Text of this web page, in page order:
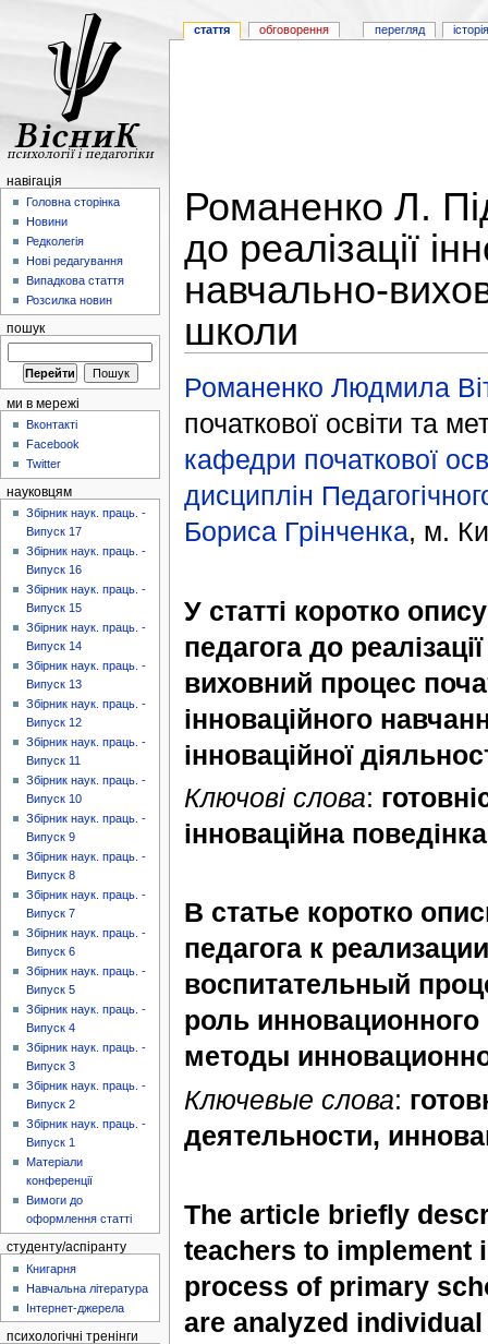
Романенко Л.
до реалізації
навчально-
школи
Романенко Людмила
початкової освіти та
кафедри початкової
дисциплін
Бориса Грінченка, м.
У статті коротко
педагога до
виховний процес
інноваційного
інноваційної
Ключові слова:
інноваційна
В статье коротко
педагога к
воспитательный
роль
методы
Ключевые слова:
деятельности,
The article briefly
teachers to implement
process of primary
are analyzed
стаття обговорення перегляд
навігація
Головна сторінка
Новини
Редколегія
Нові редагування
Випадкова стаття
Розсилка новин
пошук
ми в мережі
Вконтакті
Facebook
Twitter
науковцям
Збірник наук. праць. -
Випуск 17
Збірник наук. праць. -
Випуск 16
Збірник наук. праць. -
Випуск 15
Збірник наук. праць. -
Випуск 14
Збірник наук. праць. -
Випуск 13
Збірник наук. праць. -
Випуск 12
Збірник наук. праць. -
Випуск 11
Збірник наук. праць. -
Випуск 10
Збірник наук. праць. -
Випуск 9
Збірник наук. праць. -
Випуск 8
Збірник наук. праць. -
Випуск 7
Збірник наук. праць. -
Випуск 6
Збірник наук. праць. -
Випуск 5
Збірник наук. праць. -
Випуск 4
Збірник наук. праць. -
Випуск 3
Збірник наук. праць. -
Випуск 2
Збірник наук. праць. -
Випуск 1
Матеріали
конференції
Вимоги до
оформлення статті
студенту/аспіранту
Книгарня
Навчальна література
Інтернет-джерела
психологічні тренінги